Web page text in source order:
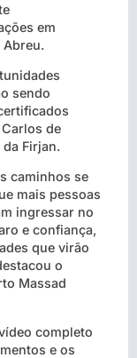
em
Abreu.
sendo
de
Firjan.
caminhos se
mais pessoas
ingressar no
e confiança,
que virão
o
Massad
completo
e os